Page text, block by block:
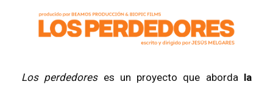
Los perdedoreses un proyecto que aborda la